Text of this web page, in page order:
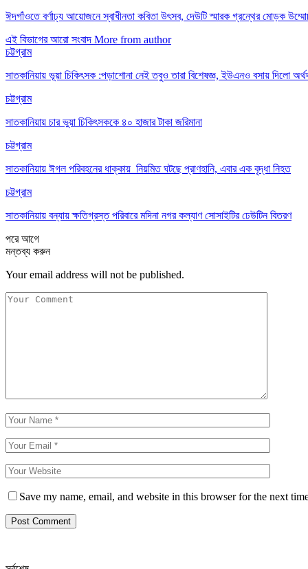
ঈদগাঁওতে বর্ণাঢ্য আয়োজনে স্বাধীনতা কবিতা উৎসব, দেউটি স্মারক গ্রন্থের মোড়ক
এই বিভাগের আরো সংবাদ More from author
চট্টগ্রাম
সাতকানিয়ায় ভূয়া চিকিৎসক :পড়াশোনা নেই তবুও তারা বিশেষজ্ঞ, ইউএনও বসায় দিলো
চট্টগ্রাম
সাতকানিয়ায় চার ভুয়া চিকিৎসককে ৪০ হাজার টাকা জরিমানা
চট্টগ্রাম
সাতকানিয়ায় ঈগল পরিবহনের ধাক্কায় নিয়মিত ঘটছে প্রাণহানি, এবার এক বৃদ্ধা নিহত
চট্টগ্রাম
সাতকানিয়ায় বন্যায় ক্ষতিগ্রস্ত পরিবারে মদিনা নগর কল্যাণ সোসাইটির ঢেউটিন বিতরণ
পরেআগে
মন্তব্য করুন
Your email address will not be published.
Save my name, email, and website in this browser for the next